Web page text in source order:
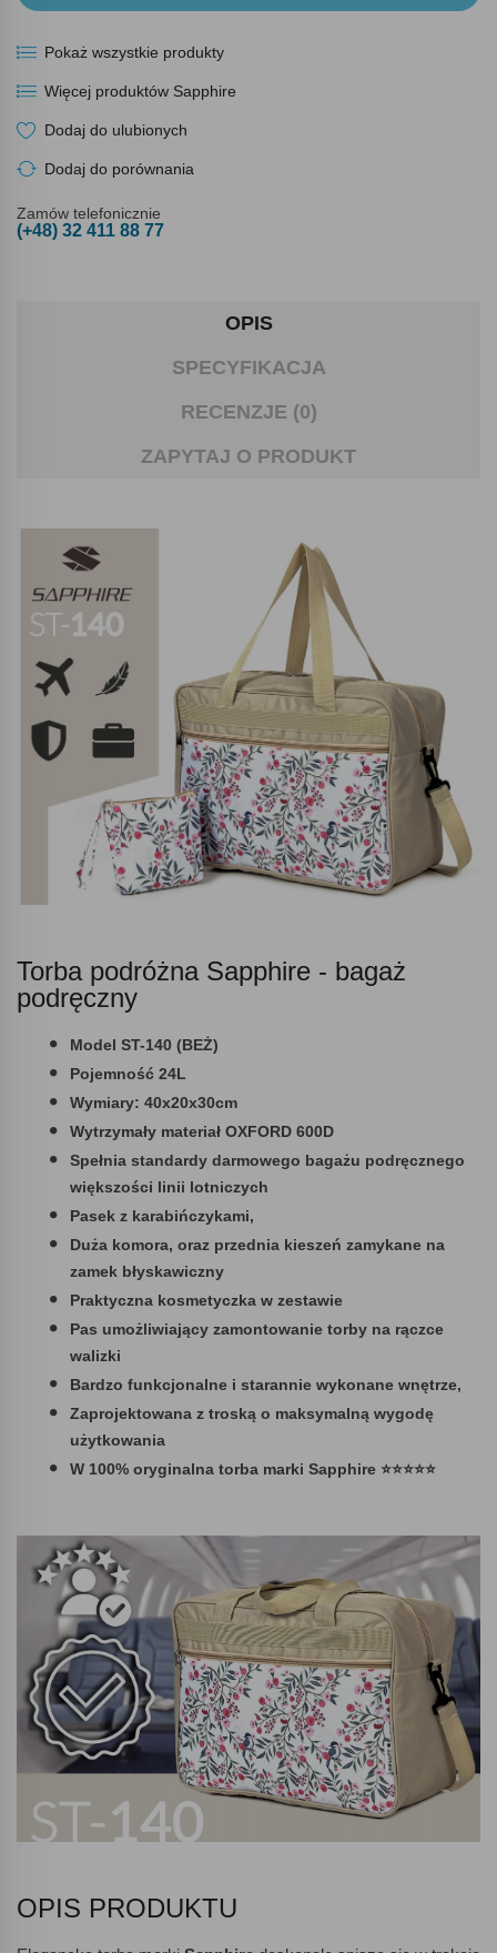
Pokaż wszystkie produkty
Więcej produktów Sapphire
Dodaj do ulubionych
Dodaj do porównania
Zamów telefonicznie
(+48) 32 411 88 77
OPIS
SPECYFIKACJA
RECENZJE (0)
ZAPYTAJ O PRODUKT
Torba podróżna Sapphire - bagaż
podręczny
Model ST-140 (BEŻ)
Pojemność 24L
Wymiary: 40x20x30cm
Wytrzymały materiał OXFORD 600D
Spełnia standardy darmowego bagażu podręcznego
większości linii lotniczych
Pasek z karabińczykami,
Duża komora, oraz przednia kieszeń zamykane na
zamek błyskawiczny
Praktyczna kosmetyczka w zestawie
Pas umożliwiający zamontowanie torby na rączce
walizki
Bardzo funkcjonalne i starannie wykonane wnętrze,
Zaprojektowana z troską o maksymalną wygodę
użytkowania
W 100% oryginalna torba marki Sapphire ⭐⭐⭐⭐⭐
OPIS PRODUKTU